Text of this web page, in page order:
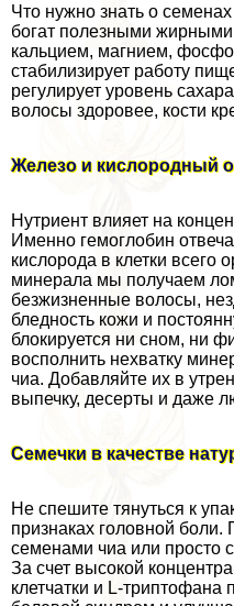
Что нужно знать о
богат полезными
кальцием, магнием,
стабилизирует работу
регулирует уровень
волосы здоровее, кости
Железо и кислородный
Нутриент влияет на
Именно гемоглобин
кислорода в клетки всего
минерала мы получаем
безжизненные волосы,
бледность кожи и
блокируется ни сном, ни
восполнить нехватку
чиа. Добавляйте их в
выпечку, десерты и даже
Семечки в качестве
Не спешите тянуться к
признаках головной боли.
семенами чиа или просто
За счет высокой
клетчатки и L-